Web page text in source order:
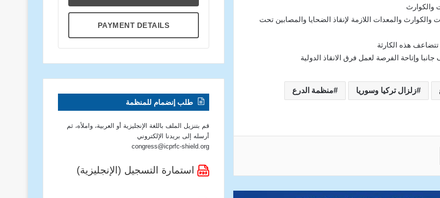
والكوارث
والكوارث والمعدات اللازمة لإنقاذ الضحايا والمصابين تحت
هذه الكارثة
وإتاحة الفرصة لعمل فرق الانقاذ الدولية
زلزال تركيا وسوريا منظمة الدرع
مشاركة عبر البريد
PAYMENT DETAILS
طلب إنضمام للمنظمة
قم بتنزيل الملف باللغة الإنجليزية أو العربية، واملأه، ثم
أرسله إلى بريدنا الإلكتروني
congress@icprfc-shield.org
استمارة التسجيل (الإنجليزية)